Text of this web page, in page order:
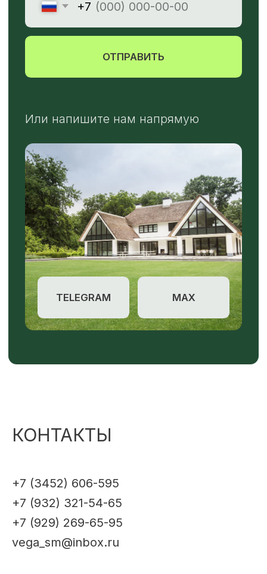
КОНТАКТЫ
+7 (3452) 606-595
+7 (932) 321-54-65
+7 (929) 269-65-95
vega_sm@inbox.ru